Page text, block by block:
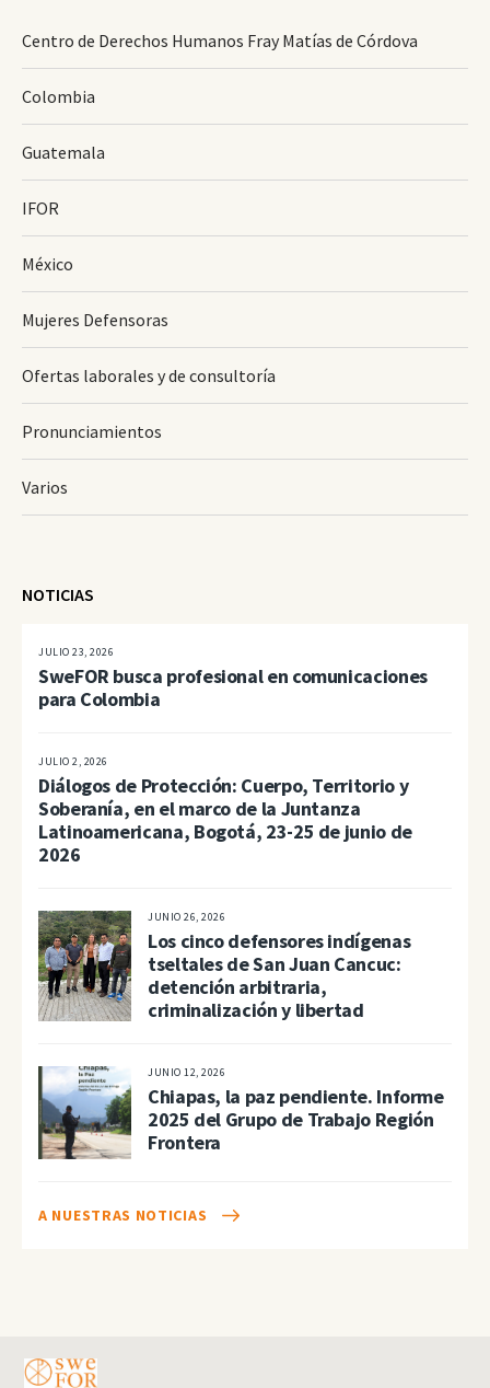
Centro de Derechos Humanos Fray Matías de Córdova
Colombia
Guatemala
IFOR
México
Mujeres Defensoras
Ofertas laborales y de consultoría
Pronunciamientos
Varios
NOTICIAS
JULIO 23, 2026
SweFOR busca profesional en comunicaciones
para Colombia
JULIO 2, 2026
Diálogos de Protección: Cuerpo, Territorio y
Soberanía, en el marco de la Juntanza
Latinoamericana, Bogotá, 23-25 de junio de
2026
JUNIO 26, 2026
Los cinco defensores indígenas
tseltales de San Juan Cancuc:
detención arbitraria,
criminalización y libertad
JUNIO 12, 2026
Chiapas, la paz pendiente. Informe
2025 del Grupo de Trabajo Región
Frontera
A NUESTRAS NOTICIAS